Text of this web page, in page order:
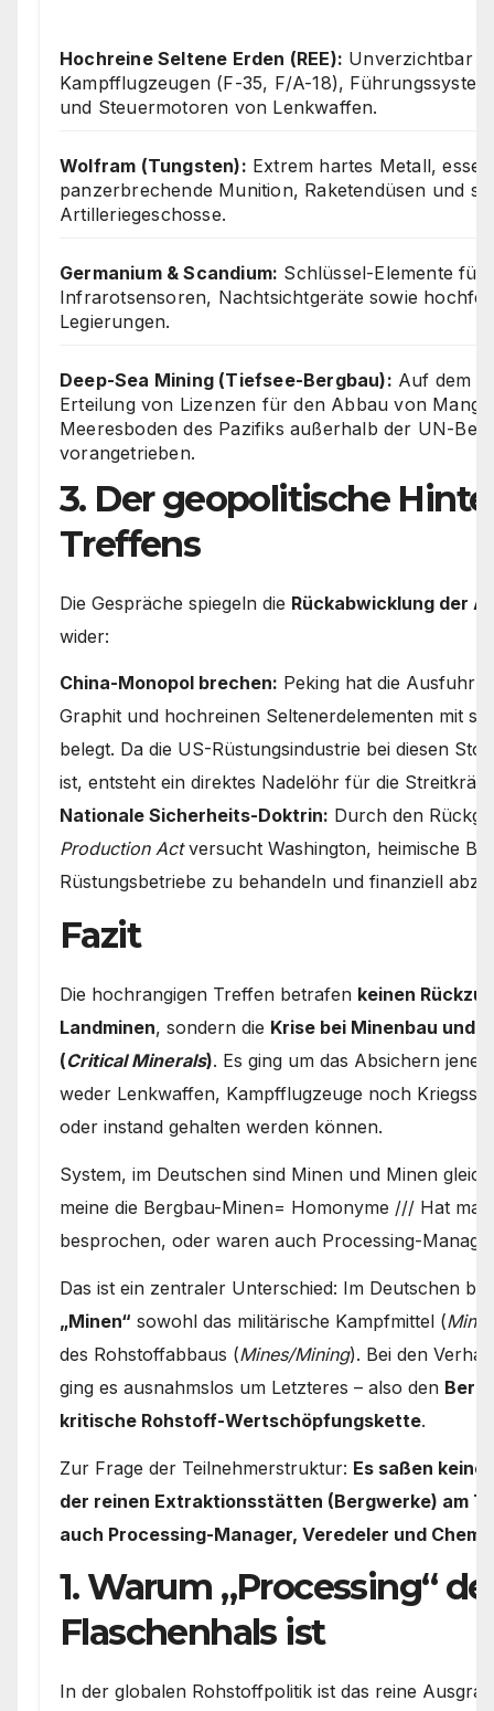
Hochreine Seltene Erden (REE): Unverzichtbar
Kampfflugzeugen (F-35, F/A-18),
und Steuermotoren von Lenkwaffen.
Wolfram (Tungsten): Extrem hartes Metall,
panzerbrechende Munition, Raketendüsen und
Artilleriegeschosse.
Germanium & Scandium: Schlüssel-Elemente für
Infrarotsensoren, Nachtsichtgeräte sowie
Legierungen.
Deep-Sea Mining (Tiefsee-Bergbau): Auf dem
Erteilung von Lizenzen für den Abbau von
Meeresboden des Pazifiks außerhalb der UN-
vorangetrieben.
3. Der geopolitische
Treffens
Die Gespräche spiegeln die Rückabwicklung der
wider:
China-Monopol brechen: Peking hat die Ausfuhr
Graphit und hochreinen Seltenerdelementen mit
belegt. Da die US-Rüstungsindustrie bei diesen
ist, entsteht ein direktes Nadelöhr für die
Nationale Sicherheits-Doktrin: Durch den
Production Actversucht Washington, heimische
Rüstungsbetriebe zu behandeln und finanziell
Fazit
Die hochrangigen Treffen betrafen keinen
Landminen, sondern die Krise bei Minenbau und
(Critical Minerals). Es ging um das Absichern
weder Lenkwaffen, Kampfflugzeuge noch
oder instand gehalten werden können.
System, im Deutschen sind Minen und Minen
meine die Bergbau-Minen= Homonyme /// Hat
besprochen, oder waren auch Processing-
Das ist ein zentraler Unterschied: Im Deutschen
„Minen“ sowohl das militärische Kampfmittel (Mines
des Rohstoffabbaus (Mines/Mining). Bei den
ging es ausnahmslos um Letzteres – also den
kritische Rohstoff-Wertschöpfungskette.
Zur Frage der Teilnehmerstruktur: Es saßen
der reinen Extraktionsstätten (Bergwerke) am
auch Processing-Manager, Veredeler und
1. Warum „Processing“
Flaschenhals ist
In der globalen Rohstoffpolitik ist das reine